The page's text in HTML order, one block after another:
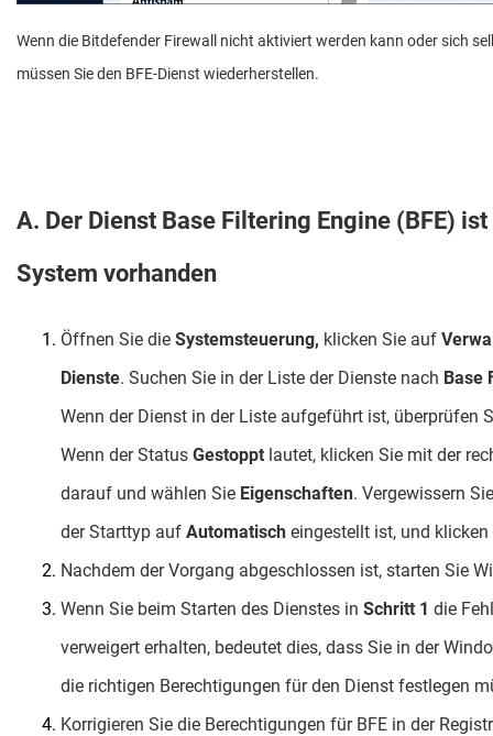
Wenn die Bitdefender Firewall nicht aktiviert werden kann oder sich
müssen Sie den BFE-Dienst wiederherstellen.
A. Der Dienst Base Filtering Engine (BFE)
System vorhanden
Öffnen Sie die Systemsteuerung, klicken Sie auf
Dienste. Suchen Sie in der Liste der Dienste nach Base
Wenn der Dienst in der Liste aufgeführt ist, überprüfen
Wenn der Status Gestoppt lautet, klicken Sie mit der
darauf und wählen Sie Eigenschaften. Vergewissern
der Starttyp auf Automatisch eingestellt ist, und
Nachdem der Vorgang abgeschlossen ist, starten Sie
Wenn Sie beim Starten des Dienstes in Schritt 1 die
verweigert erhalten, bedeutet dies, dass Sie in der
die richtigen Berechtigungen für den Dienst festlegen
Korrigieren Sie die Berechtigungen für BFE in der